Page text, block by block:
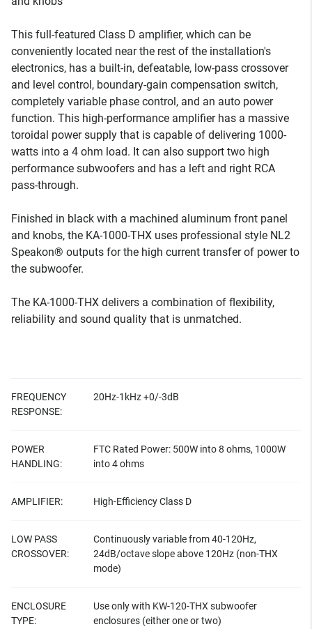
This full-featured Class D amplifier, which can be
conveniently located near the rest of the installation's
electronics, has a built-in, defeatable, low-pass crossover
and level control, boundary-gain compensation switch,
completely variable phase control, and an auto power
function. This high-performance amplifier has a massive
toroidal power supply that is capable of delivering 1000-
watts into a 4 ohm load. It can also support two high
performance subwoofers and has a left and right RCA
pass-through.
Finished in black with a machined aluminum front panel
and knobs, the KA-1000-THX uses professional style NL2
Speakon® outputs for the high current transfer of power to
the subwoofer.
The KA-1000-THX delivers a combination of flexibility,
reliability and sound quality that is unmatched.
FREQUENCY
RESPONSE:
20Hz-1kHz +0/-3dB
POWER
HANDLING:
FTC Rated Power: 500W into 8 ohms, 1000W
into 4 ohms
AMPLIFIER: High-Efficiency Class D
LOW PASS
CROSSOVER:
Continuously variable from 40-120Hz,
24dB/octave slope above 120Hz (non-THX
mode)
ENCLOSURE
TYPE:
Use only with KW-120-THX subwoofer
enclosures (either one or two)